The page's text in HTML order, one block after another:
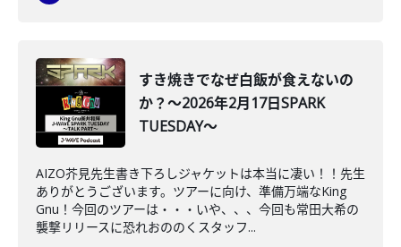
すき焼きでなぜ白飯が食えないの
か？～2026年2月17日SPARK
TUESDAY～
AIZO芥見先生書き下ろしジャケットは本当に凄い！！先生
ありがとうございます。ツアーに向け、準備万端なKing
Gnu！今回のツアーは・・・いや、、、今回も常田大希の
襲撃リリースに恐れおののくスタッフ...